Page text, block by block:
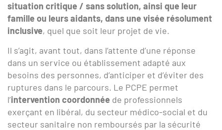
situation critique / sans solution, ainsi que leur
famille ou leurs aidants, dans une visée résolument
inclusive, quel que soit leur projet de vie.
Il s’agit, avant tout, dans l’attente d’une réponse
dans un service ou établissement adapté aux
besoins des personnes, d’anticiper et d’éviter des
ruptures dans le parcours. Le PCPE permet
l’intervention coordonnée de professionnels
exerçant en libéral, du secteur médico-social et du
secteur sanitaire non remboursés par la sécurité